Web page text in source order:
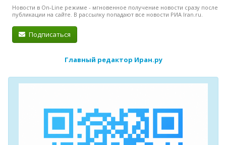
Новости в On-Line режиме - мгновенное получение новости сразу после
публикации на сайте. В рассылку попадают все новости РИА Iran.ru.
Подписаться
Главный редактор Иран.ру